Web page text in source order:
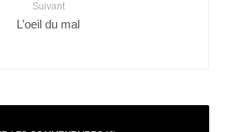
Suivant
L’oeil du mal